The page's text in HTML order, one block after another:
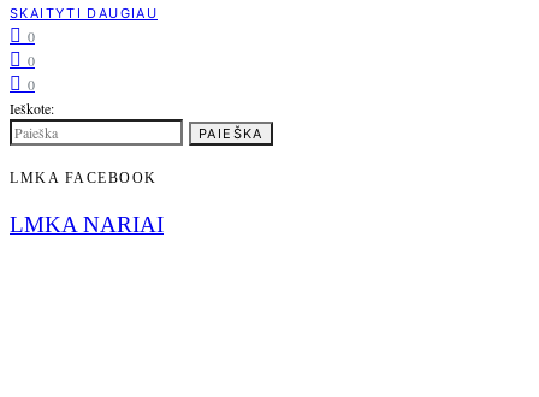
SKAITYTI DAUGIAU
0
0
0
Ieškote:
PAIEŠKA
LMKA FACEBOOK
LMKA NARIAI